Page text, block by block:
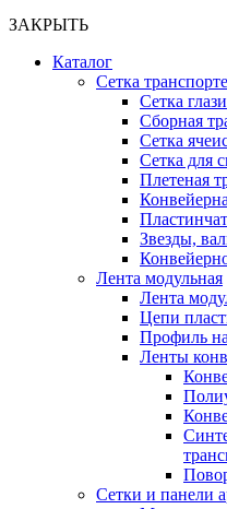
ЗАКРЫТЬ
Каталог
Сетка
Сетка
Сборная
Сетка
Сетка для
Плетеная
Звезды,
Лента модульная
Лента
Цепи
Профиль
Ленты
Cетки и панели